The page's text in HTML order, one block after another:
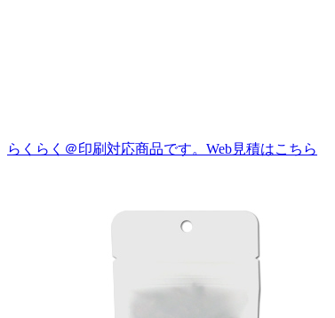
らくらく＠印刷対応商品です。 Web見積はこちら